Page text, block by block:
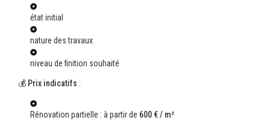
état initial
nature des travaux
niveau de finition souhaité
💰 Prix indicatifs :
Rénovation partielle : à partir de 600 € / m²